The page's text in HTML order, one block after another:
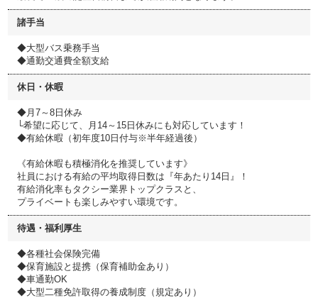
諸手当
◆大型バス乗務手当
◆通勤交通費全額支給
休日・休暇
◆月7～8日休み
└希望に応じて、月14～15日休みにも対応しています！
◆有給休暇（初年度10日付与※半年経過後）
《有給休暇も積極消化を推奨しています》
社員における有給の平均取得日数は『年あたり14日』！
有給消化率もタクシー業界トップクラスと、
プライベートも楽しみやすい環境です。
待遇・福利厚生
◆各種社会保険完備
◆保育施設と提携（保育補助金あり）
◆車通勤OK
◆大型二種免許取得の養成制度（規定あり）